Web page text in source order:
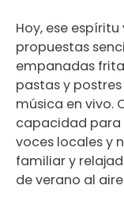
Hoy, ese
propuestas
empanadas
pastas y
música en vivo.
capacidad para
voces locales y
familiar y
de verano al